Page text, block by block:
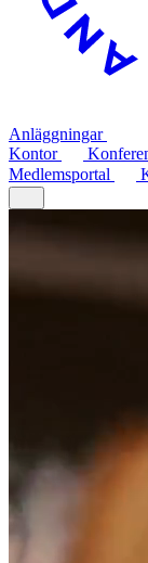
Anläggningar
Kontor
Medlemsportal